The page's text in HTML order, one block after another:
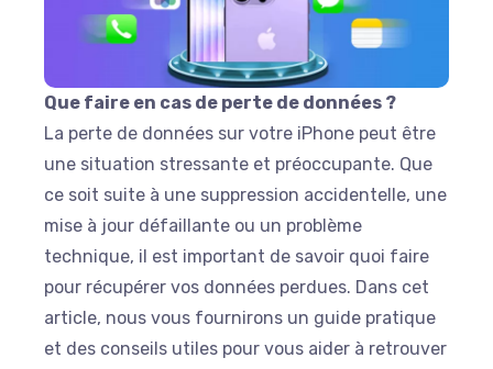
Que faire en cas de perte de données ?
La perte de données sur votre iPhone peut être
une situation stressante et préoccupante. Que
ce soit suite à une suppression accidentelle, une
mise à jour défaillante ou un problème
technique, il est important de savoir quoi faire
pour récupérer vos données perdues. Dans cet
article, nous vous fournirons un guide pratique
et des conseils utiles pour vous aider à retrouver